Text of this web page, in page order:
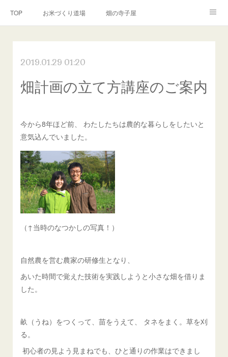
TOP お米づくり道場 畑の寺子屋
お問い合わせ リンク(SNS)
2019.01.29 01:20
畑計画の立て方講座のご案内
今から8年ほど前、 わたしたちは農的な暮らしをしたいと
意気込んでいました。
（↑当時のなつかしの写真！）
自然農を営む農家の研修生となり、
あいた時間で覚えた技術を実践しようと小さな畑を借りま
した。
畝（うね）をつくって、苗をうえて、 タネをまく。草を刈
る。
初心者の見よう見まねでも、ひと通りの作業はできまし